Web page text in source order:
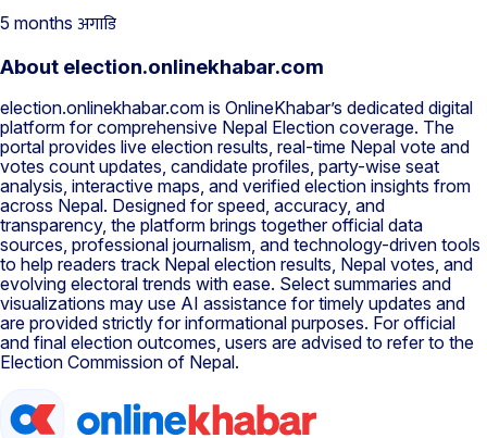
5 months अगाडि
About election.onlinekhabar.com
election.onlinekhabar.com is OnlineKhabar’s dedicated digital
platform for comprehensive Nepal Election coverage. The
portal provides live election results, real-time Nepal vote and
votes count updates, candidate profiles, party-wise seat
analysis, interactive maps, and verified election insights from
across Nepal. Designed for speed, accuracy, and
transparency, the platform brings together official data
sources, professional journalism, and technology-driven tools
to help readers track Nepal election results, Nepal votes, and
evolving electoral trends with ease. Select summaries and
visualizations may use AI assistance for timely updates and
are provided strictly for informational purposes. For official
and final election outcomes, users are advised to refer to the
Election Commission of Nepal.